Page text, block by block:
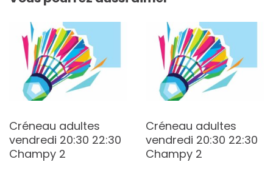
Créneau adultes
vendredi 20:30 22:30
Champy 2
Créneau adultes
vendredi 20:30 22:30
Champy 2